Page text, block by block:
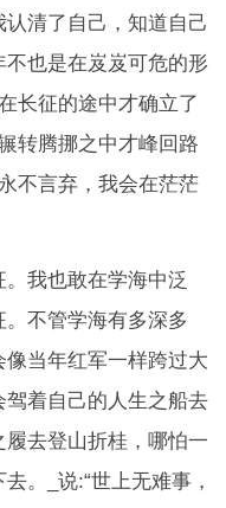
清了自己，知道自己
也是在岌岌可危的形
长征的途中才确立了
转腾挪之中才峰回路
不言弃，我会在茫茫
我也敢在学海中泛
不管学海有多深多
当年红军一样跨过大
着自己的人生之船去
去登山折桂，哪怕一
。_说:“世上无难事，